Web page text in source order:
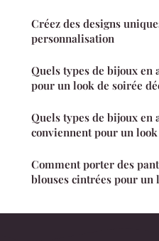
Créez des designs
personnalisation
Quels types de bijoux en
pour un look de soirée
Quels types de bijoux en
conviennent pour un
Comment porter des
blouses cintrées pour